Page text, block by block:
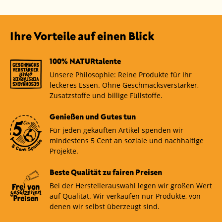
verwenden.
von anderen, kleinen Haushaltsgegenständen
genutzt werden. Ihre stilvolle Optik und
praktischen Helfern in vielen Bereichen des
Haushalts.
Ihre Vorteile auf einen Blick
100% NATURtalente
Unsere Philosophie: Reine Produkte für Ihr
leckeres Essen. Ohne Geschmacksverstärker,
Zusatzstoffe und billige Füllstoffe.
Genießen und Gutes tun
Für jeden gekauften Artikel spenden wir
mindestens 5 Cent an soziale und nachhaltige
Projekte.
Beste Qualität zu fairen Preisen
Bei der Herstellerauswahl legen wir großen Wert
auf Qualität. Wir verkaufen nur Produkte, von
denen wir selbst überzeugt sind.